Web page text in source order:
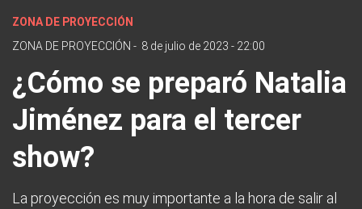
ZONA DE PROYECCIÓN
ZONA DE PROYECCIÓN - 8 de julio de 2023 - 22:00
¿Cómo se preparó Natalia
Jiménez para el tercer
show?
La proyección es muy importante a la hora de salir al